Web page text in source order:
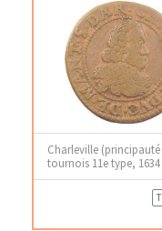
Charleville
tournois 11e type,